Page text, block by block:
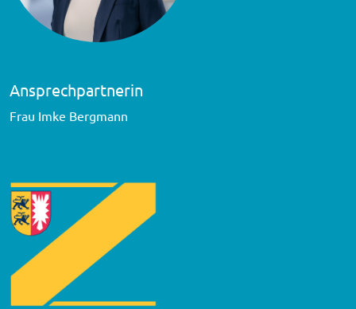
Ansprechpartnerin
Frau Imke Bergmann